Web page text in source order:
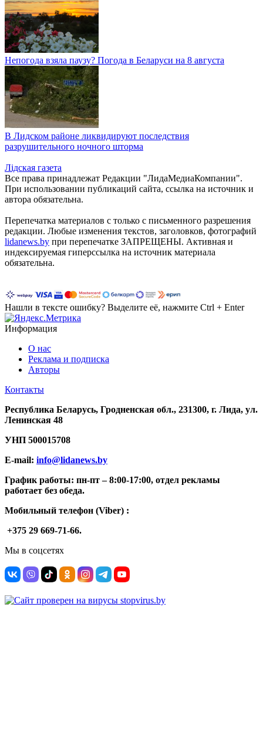
Непогода взяла паузу? Погода в Беларуси на 8 августа
В Лидском районе ликвидируют последствия
разрушительного ночного шторма
Лiдская газета
Все права принадлежат Редакции "ЛидаМедиаКомпании".
При использовании публикаций сайта, ссылка на источник и
автора обязательна.
Перепечатка материалов c только с письменного разрешения
редакции. Любые изменения текстов, заголовков, фотографий
lidanews.by при перепечатке ЗАПРЕЩЕНЫ. Активная и
индексируемая гиперссылка на источник материала
обязательна.
Нашли в тексте ошибку? Выделите её, нажмите Ctrl + Enter
Информация
О нас
Реклама и подписка
Авторы
Контакты
Республика Беларусь, Гродненская обл., 231300, г. Лида, ул.
Ленинская 48
УНП 500015708
E-mail: info@lidanews.by
График работы: пн-пт –8:00-17:00, отдел рекламы
работает без обеда.
Мобильный телефон (Viber) :
+375 29 669-71-66.
Мы в соцсетях